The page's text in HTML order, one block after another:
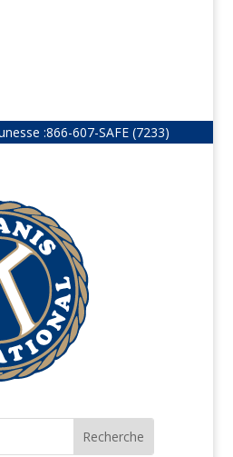
:866-607-SAFE (7233)